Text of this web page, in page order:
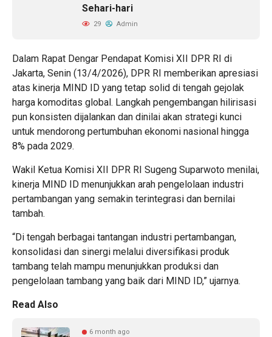
Sehari-hari
29 Admin
Dalam Rapat Dengar Pendapat Komisi XII DPR RI di
Jakarta, Senin (13/4/2026), DPR RI memberikan apresiasi
atas kinerja MIND ID yang tetap solid di tengah gejolak
harga komoditas global. Langkah pengembangan hilirisasi
pun konsisten dijalankan dan dinilai akan strategi kunci
untuk mendorong pertumbuhan ekonomi nasional hingga
8% pada 2029.
Wakil Ketua Komisi XII DPR RI Sugeng Suparwoto menilai,
kinerja MIND ID menunjukkan arah pengelolaan industri
pertambangan yang semakin terintegrasi dan bernilai
tambah.
“Di tengah berbagai tantangan industri pertambangan,
konsolidasi dan sinergi melalui diversifikasi produk
tambang telah mampu menunjukkan produksi dan
pengelolaan tambang yang baik dari MIND ID,” ujarnya.
Read Also
6 month ago